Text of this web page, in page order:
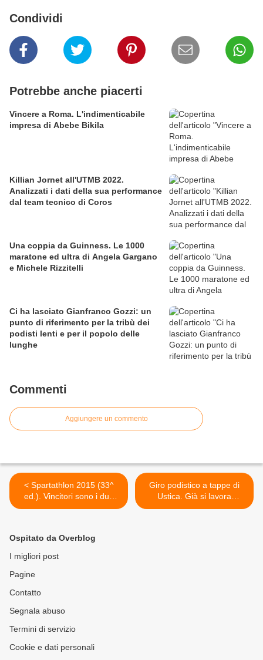
Condividi
Potrebbe anche piacerti
Vincere a Roma. L'indimenticabile
impresa di Abebe Bikila
Killian Jornet all'UTMB 2022.
Analizzati i dati della sua performance
dal team tecnico di Coros
Una coppia da Guinness. Le 1000
maratone ed ultra di Angela Gargano
e Michele Rizzitelli
Ci ha lasciato Gianfranco Gozzi: un
punto di riferimento per la tribù dei
podisti lenti e per il popolo delle
lunghe
Commenti
Aggiungere un commento
< Spartathlon 2015 (33^
ed.). Vincitori sono i due
Campioni del Mondo in
statunitense Katalin Nagy
Giro podistico a tappe di
Ustica. Già si lavora
all'edizione 2016. La
Ospitato da Overblog
I migliori post
Pagine
Contatto
Segnala abuso
Termini di servizio
Cookie e dati personali